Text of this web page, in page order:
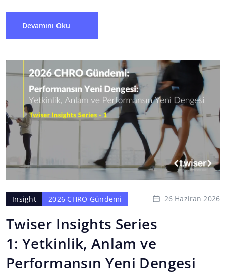
Devamını Oku
Insight 2026 CHRO Gündemi 26 Haziran 2026
Twiser Insights Series
1: Yetkinlik, Anlam ve
Performansın Yeni Dengesi